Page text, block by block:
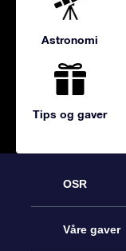
Astronomi
Tips og gaver
OSR
Kundeservice
Våre gaver